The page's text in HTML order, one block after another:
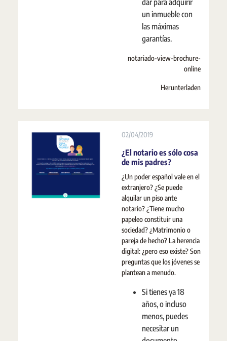
dar para adquirir
un inmueble con
las máximas
garantías.
notariado-view-brochure-
online
Herunterladen
02/04/2019
¿El notario es sólo cosa
de mis padres?
¿Un poder español vale en el
extranjero? ¿Se puede
alquilar un piso ante
notario? ¿Tiene mucho
papeleo constituir una
sociedad? ¿Matrimonio o
pareja de hecho? La herencia
digital: ¿pero eso existe? Son
preguntas que los jóvenes se
plantean a menudo.
Si tienes ya 18
años, o incluso
menos, puedes
necesitar un